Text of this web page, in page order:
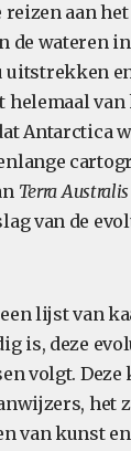
aan het
de wateren
uitstrekken
van
Antarctica
Terra Australis
van de
lijst van
is, deze
volgt.
het
van kunst